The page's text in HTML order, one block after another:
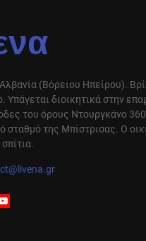
(Βόρειου Ηπείρου).
διοικητικά στην
του όρους Ντουργκάνο
της Μπίστρισας. Ο